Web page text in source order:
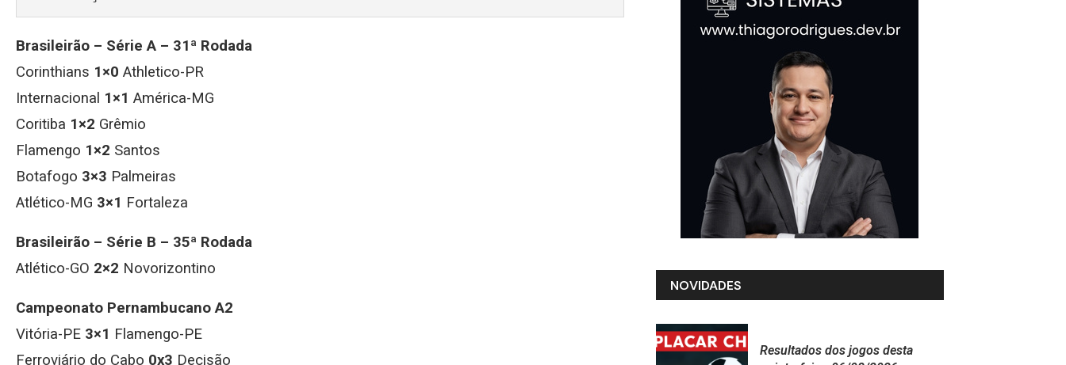
Brasileirão – Série A – 31ª Rodada
Corinthians 1×0 Athletico-PR
Internacional 1×1 América-MG
Coritiba 1×2 Grêmio
Flamengo 1×2 Santos
Botafogo 3×3 Palmeiras
Atlético-MG 3×1 Fortaleza
Brasileirão – Série B – 35ª Rodada
Atlético-GO 2×2 Novorizontino
Campeonato Pernambucano A2
Vitória-PE 3×1 Flamengo-PE
Ferroviário do Cabo 0x3 Decisão
NOVIDADES
Resultados dos jogos desta